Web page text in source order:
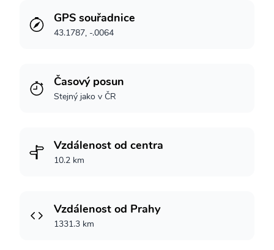
GPS souřadnice
43.1787, -.0064
Časový posun
Stejný jako v ČR
Vzdálenost od centra
10.2 km
Vzdálenost od Prahy
1331.3 km